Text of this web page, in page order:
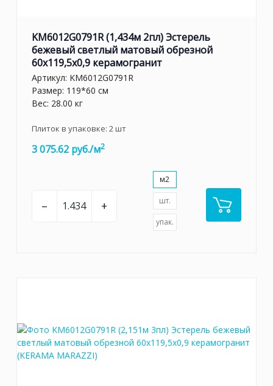
KM6012G0791R (1,434м 2пл) Эстерель
бежевый светлый матовый обрезной
60x119,5x0,9 керамогранит
Артикул: KM6012G0791R
Размер: 119*60 см
Вес: 28.00 кг
Плиток в упаковке: 2шт
3 075.62 руб./м2
– +
м2
шт.
упак.